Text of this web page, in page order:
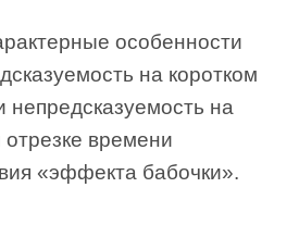
особенности
на коротком
непредсказуемость на
времени
«эффекта бабочки».